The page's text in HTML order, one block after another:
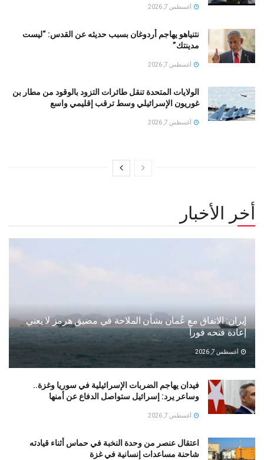
أغسطس 7, 2026
نتنياهو يهاجم أردوغان بسبب حديثه عن القدس: “ليست
مدينتك”
أغسطس 7, 2026
الولايات المتحدة تنقل طائرات التزود بالوقود من مطار بن
غوريون الإسرائيلي وسط ترقب إقليمي واسع
أغسطس 7, 2026
أخر الأخبار
إيران: الاتفاق مع عُمان بشأن الملاحة في مضيق هرمز لا يعني
إعادة فتحه فوراً
أغسطس 7, 2026
فيدان يهاجم الضربات الإسرائيلية في سوريا وغزة..
وساعر يرد: إسرائيل ستواصل الدفاع عن أمنها
أغسطس 7, 2026
اعتقال عنصر من وحدة النخبة في حماس أثناء قيادته
شاحنة مساعدات إنسانية في غزة